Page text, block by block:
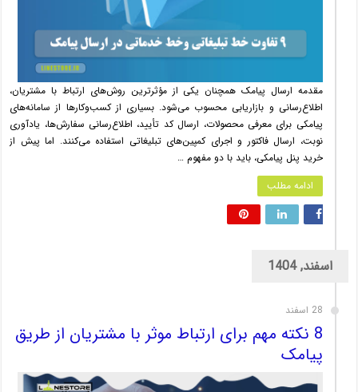
مقدمه ارسال پیامک همچنان یکی از مؤثرترین روش‌های ارتباط با مشتریان،
اطلاع‌رسانی و بازاریابی محسوب می‌شود. بسیاری از کسب‌وکارها از سامانه‌های
پیامکی برای معرفی محصولات، ارسال کد تأیید، اطلاع‌رسانی سفارش‌ها، یادآوری
نوبت، ارسال فاکتور و اجرای کمپین‌های تبلیغاتی استفاده می‌کنند. اما پیش از
خرید پنل پیامکی، باید با دو مفهوم …
ادامه مطلب
اسفند, 1404
28 اسفند
8 نکته مهم برای ارتباط موثر با مشتریان از طریق
پیامک